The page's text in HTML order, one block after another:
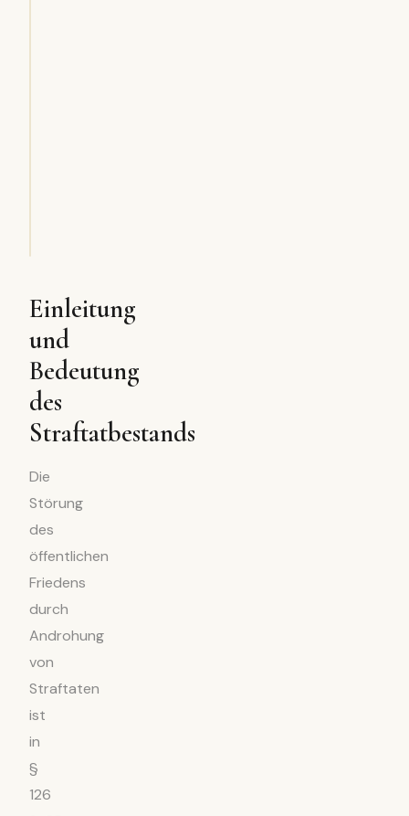
Einleitung
und
Bedeutung
des
Straftatbestands
Die
Störung
des
öffentlichen
Friedens
durch
Androhung
von
Straftaten
ist
in
§
126